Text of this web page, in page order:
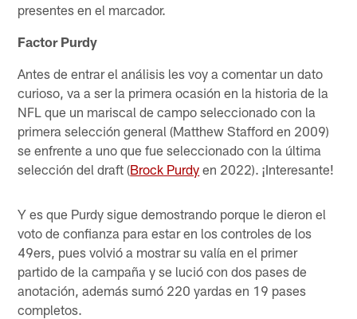
presentes en el marcador.
Factor Purdy
Antes de entrar el análisis les voy a comentar un dato
curioso, va a ser la primera ocasión en la historia de la
NFL que un mariscal de campo seleccionado con la
primera selección general (Matthew Stafford en 2009)
se enfrente a uno que fue seleccionado con la última
selección del draft (Brock Purdy en 2022). ¡Interesante!
Y es que Purdy sigue demostrando porque le dieron el
voto de confianza para estar en los controles de los
49ers, pues volvió a mostrar su valía en el primer
partido de la campaña y se lució con dos pases de
anotación, además sumó 220 yardas en 19 pases
completos.